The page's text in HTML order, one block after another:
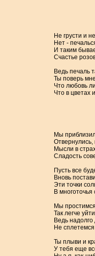
Не грусти и
Нет -
И таким
Счастье
Ведь печаль
Ты поверь
Что любовь
Что в цветах
Мы
Отвернулись,
Мысли в
Сладость
Пусть все
Вновь
Эти точки
В
Мы
Так легче
Ведь
Не сплетемся
Ты плыви и
У тебя еще